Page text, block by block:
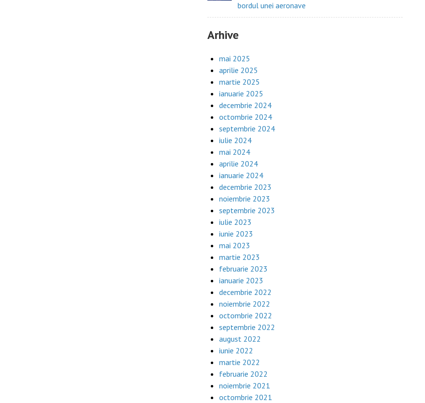
bordul unei aeronave
Arhive
mai 2025
aprilie 2025
martie 2025
ianuarie 2025
decembrie 2024
octombrie 2024
septembrie 2024
iulie 2024
mai 2024
aprilie 2024
ianuarie 2024
decembrie 2023
noiembrie 2023
septembrie 2023
iulie 2023
iunie 2023
mai 2023
martie 2023
februarie 2023
ianuarie 2023
decembrie 2022
noiembrie 2022
octombrie 2022
septembrie 2022
august 2022
iunie 2022
martie 2022
februarie 2022
noiembrie 2021
octombrie 2021